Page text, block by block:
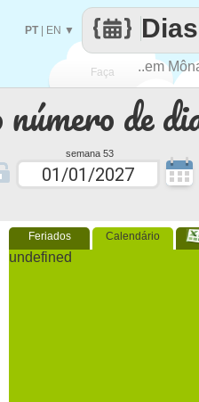
de
semana 53
Feriados Calendário
undefined
Faça ..em
PT| EN ▼